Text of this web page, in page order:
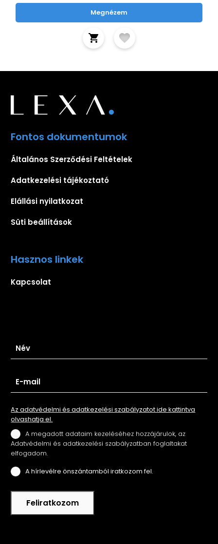
Megnézem
Fontos dokumentumok
Általános Szerződési Feltételek
Adatkezelési tájékoztató
Elállási nyilatkozat
Süti beállítások
Hasznos linkek
Kapcsolat
Az adatvédelmi és adatkezelési szabályzatot ide kattintva
olvashatja el.
A megadott adataim kezeléséhez hozzájárulok, az
Adatvédelmi és adatkezelési szabályzatban foglaltakat
elfogadom.
A hírlevélre önszántamból iratkozom fel.
Feliratkozom